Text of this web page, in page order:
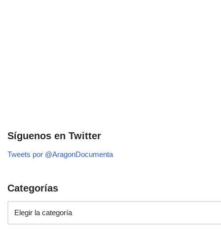
Síguenos en Twitter
Tweets por @AragonDocumenta
Categorías